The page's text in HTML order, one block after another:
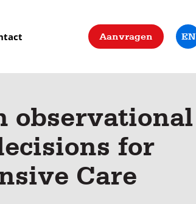
Aanvragen EN
observational
for
Care